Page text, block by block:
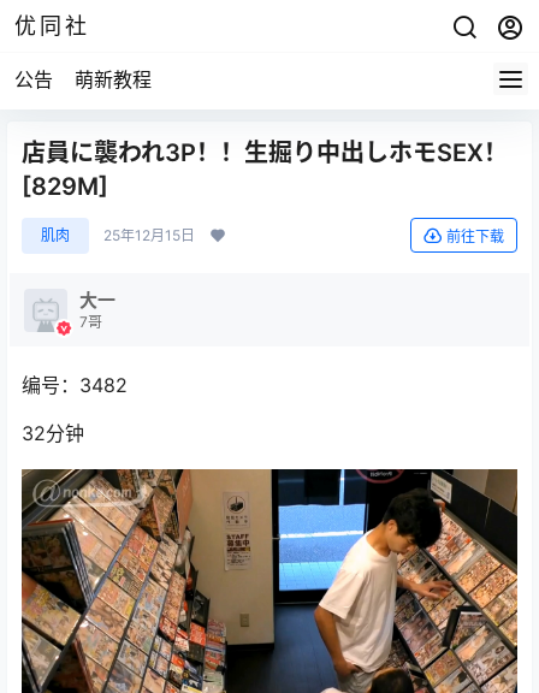
优同社
公告 萌新教程
店員に襲われ3P！！生掘り中出しホモSEX！
[829M]
肌肉 25年12月15日 前往下载
大一
7哥
编号：3482
32分钟